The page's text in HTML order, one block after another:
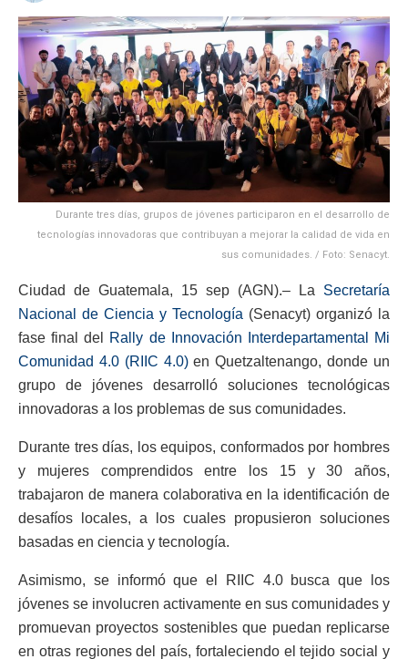
Durante tres días, grupos de jóvenes participaron en el desarrollo de
tecnologías innovadoras que contribuyan a mejorar la calidad de vida en
sus comunidades. / Foto: Senacyt.
Ciudad de Guatemala, 15 sep (AGN).– La Secretaría
Nacional de Ciencia y Tecnología (Senacyt) organizó la
fase final del Rally de Innovación Interdepartamental Mi
Comunidad 4.0 (RIIC 4.0)en Quetzaltenango, donde un
grupo de jóvenes desarrolló soluciones tecnológicas
innovadoras a los problemas de sus comunidades.
Durante tres días, los equipos, conformados por hombres
y mujeres comprendidos entre los 15 y 30 años,
trabajaron de manera colaborativa en la identificación de
desafíos locales, a los cuales propusieron soluciones
basadas en ciencia y tecnología.
Asimismo, se informó que el RIIC 4.0 busca que los
jóvenes se involucren activamente en sus comunidades y
promuevan proyectos sostenibles que puedan replicarse
en otras regiones del país, fortaleciendo el tejido social y